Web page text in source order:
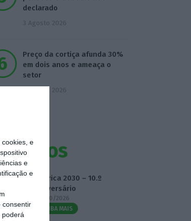
e
e
e
consentir
poderá
declarado
3 Agosto 2026
Preço da cortiça afunda 30%
em dois anos e ameaça o
setor
3 Agosto 2026
Fábrica 2030 – 10.º
Aniversário
14/10/2026
SAIBA MAIS